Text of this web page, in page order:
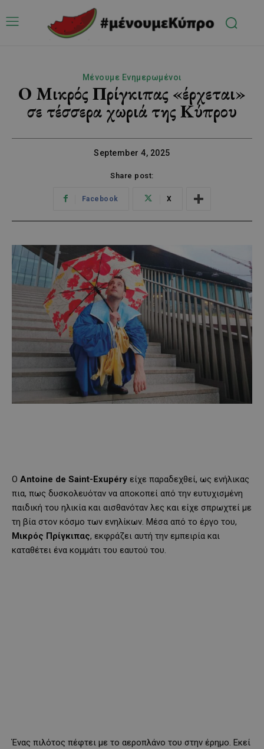
Μένουμε Ενημερωμένοι
Ο Μικρός Πρίγκιπας «έρχεται»
σε τέσσερα χωριά της Κύπρου
September 4, 2025
Share post:
Facebook X
O Antoine de Saint-Exupéry είχε παραδεχθεί, ως ενήλικας
πια, πως δυσκολευόταν να αποκοπεί από την ευτυχισμένη
παιδική του ηλικία και αισθανόταν λες και είχε σπρωχτεί με
τη βία στον κόσμο των ενηλίκων. Μέσα από το έργο του,
Μικρός Πρίγκιπας, εκφράζει αυτή την εμπειρία και
καταθέτει ένα κομμάτι του εαυτού του.
Ένας πιλότος πέφτει με το αεροπλάνο του στην έρημο. Εκεί